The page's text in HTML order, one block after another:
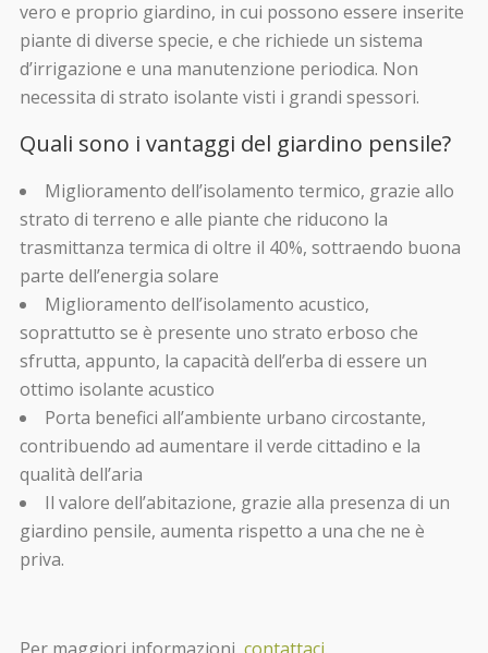
vero e proprio giardino, in cui possono essere inserite
piante di diverse specie, e che richiede un sistema
d’irrigazione e una manutenzione periodica. Non
necessita di strato isolante visti i grandi spessori.
Quali sono i vantaggi del giardino pensile?
Miglioramento dell’isolamento termico, grazie allo
strato di terreno e alle piante che riducono la
trasmittanza termica di oltre il 40%, sottraendo buona
parte dell’energia solare
Miglioramento dell’isolamento acustico,
soprattutto se è presente uno strato erboso che
sfrutta, appunto, la capacità dell’erba di essere un
ottimo isolante acustico
Porta benefici all’ambiente urbano circostante,
contribuendo ad aumentare il verde cittadino e la
qualità dell’aria
Il valore dell’abitazione, grazie alla presenza di un
giardino pensile, aumenta rispetto a una che ne è
priva.